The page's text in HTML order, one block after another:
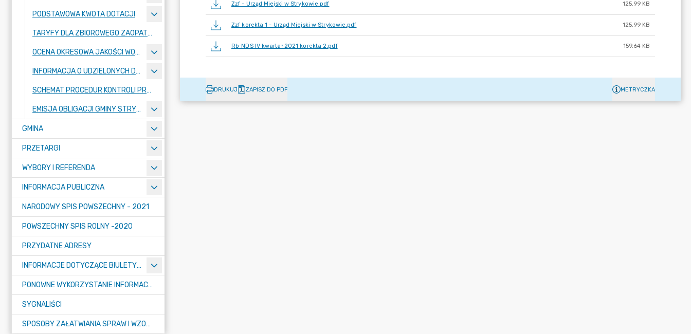
PODSTAWOWA KWOTA DOTACJI
TARYFY DLA ZBIOROWEGO ZAOPATRZENIA W WODĘ I ZBIOROWEGO ODPROWADZANIA ŚCIEKÓW
OCENA OKRESOWA JAKOŚCI WODY
INFORMACJA O UDZIELONYCH DOTACJACH
SCHEMAT PROCEDUR KONTROLI PRZEDSIĘBIORCÓW
EMISJA OBLIGACJI GMINY STRYKÓW
GMINA
PRZETARGI
WYBORY I REFERENDA
INFORMACJA PUBLICZNA
NARODOWY SPIS POWSZECHNY - 2021
POWSZECHNY SPIS ROLNY -2020
PRZYDATNE ADRESY
INFORMACJE DOTYCZĄCE BIULETYNU INFORMACJI PUBLICZNEJ
PONOWNE WYKORZYSTANIE INFORMACJI PUBLICZNEJ
SYGNALIŚCI
SPOSOBY ZAŁATWIANIA SPRAW I WZORY WNIOSKÓW
Zzf - Urząd Miejski w Strykowie.pdf 125.99 KB
Zzf korekta 1 - Urząd Miejski w Strykowie.pdf 125.99 KB
Rb-NDS IV kwartał 2021 korekta 2.pdf 159.64 KB
DRUKUJ ZAPISZ DO PDF METRYCZKA